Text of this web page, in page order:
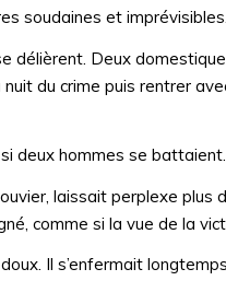
soudaines et imprévisibles.
délièrent. Deux
du crime puis rentrer
deux hommes se battaient.
laissait perplexe plus
comme si la vue de la
Il s’enfermait